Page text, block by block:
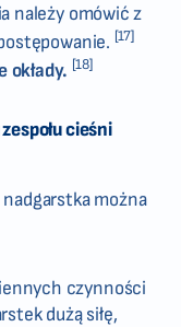
należy omówić z
[17]
okłady. [18]
cieśni
nadgarstka można
czynności
dużą siłę,